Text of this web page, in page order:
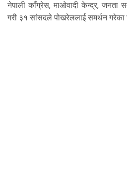
नेपाली काँग्रेस, माओवादी केन्द्र, जनता
गरी ३१ सांसदले पोखरेललाई समर्थन